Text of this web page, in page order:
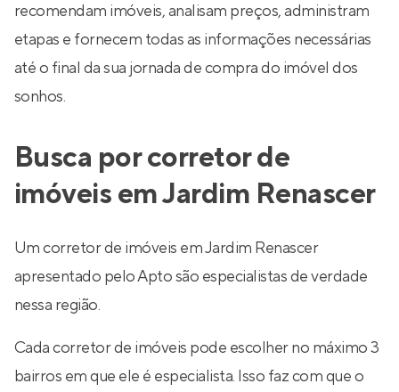
recomendam imóveis, analisam preços, administram
etapas e fornecem todas as informações necessárias
até o final da sua jornada de compra do imóvel dos
sonhos.
Busca por corretor de
imóveis em Jardim Renascer
Um corretor de imóveis em Jardim Renascer
apresentado pelo Apto são especialistas de verdade
nessa região.
Cada corretor de imóveis pode escolher no máximo 3
bairros em que ele é especialista. Isso faz com que o